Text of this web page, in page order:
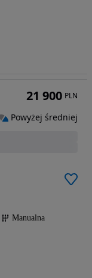
Manualna
21 900 PLN
Powyżej średniej